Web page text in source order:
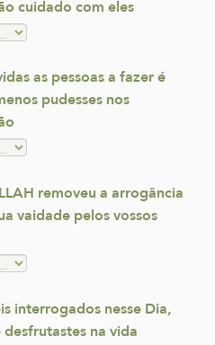
cuidado com eles
as pessoas a fazer é
pudesses nos
removeu a arrogância
vaidade pelos vossos
interrogados nesse Dia,
na vida